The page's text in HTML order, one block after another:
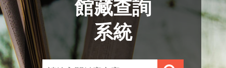
館藏查詢
系統